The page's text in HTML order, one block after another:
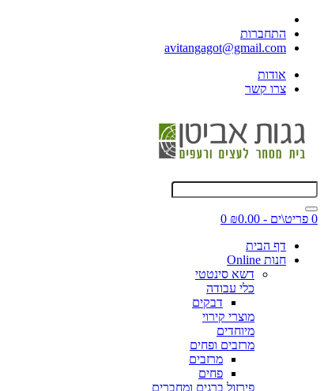
התחברות
avitangagot@gmail.com
אודות
צרו קשר
0 פריט\ים - ₪0.00
0
דף הבית
חנות Online
דשא סינטטי
כלי עבודה
דבקים
מוצרי קירוי
מיוחדים
מרזבים ופחים
מרזבים
פחים
פירזול ברגים ומחברים